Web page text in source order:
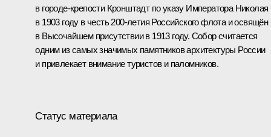
в городе-крепости Кронштадт по указу Императора Николая
в 1903 году в честь 200-летия Российского флота и освящён
в Высочайшем присутствии в 1913 году. Собор считается
одним из самых значимых памятников архитектуры России
и привлекает внимание туристов и паломников.
Статус материала